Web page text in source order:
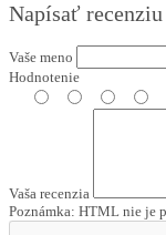
Napísať recenziu
Vaše meno
Hodnotenie
Vaša recenzia
Poznámka: HTML nie je